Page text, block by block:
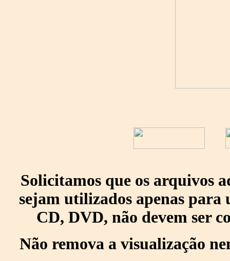
Solicitamos que os arquivos
sejam utilizados apenas para
CD, DVD, não devem ser
Não remova a visualização